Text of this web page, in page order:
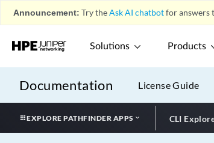
Announcement: Try theAsk AI chatbotfor answers
Solutions Products
Documentation License Guide
EXPLORE PATHFINDER APPS CLI